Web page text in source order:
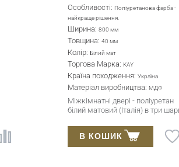
Ширина:800 мм
Товщина:40 мм
Колір:Білий мат
Торгова Марка:
Країна походження:
Матеріал виробництва:
Покриття:Фарба
Міжкімнатні двері з
поліуретановим покриттям -
фарбування. Гладкі панелі МДФ 6
мм.В КОШИК